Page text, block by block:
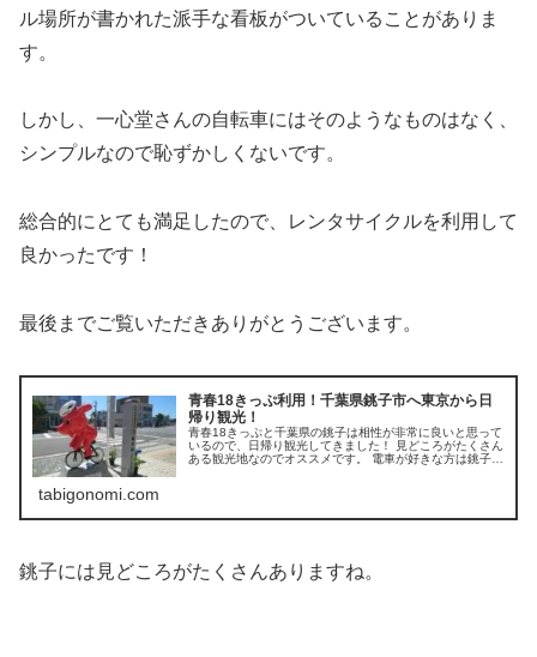
ル場所が書かれた派手な看板がついていることがありま
す。
しかし、一心堂さんの自転車にはそのようなものはなく、
シンプルなので恥ずかしくないです。
総合的にとても満足したので、レンタサイクルを利用して
良かったです！
最後までご覧いただきありがとうございます。
青春18きっぷ利用！千葉県銚子市へ東京から日
帰り観光！
青春18きっぷと千葉県の銚子は相性が非常に良いと思って
いるので、日帰り観光してきました！ 見どころがたくさん
ある観光地なのでオススメです。 電車が好きな方は銚子電
tabigonomi.com
銚子には見どころがたくさんありますね。